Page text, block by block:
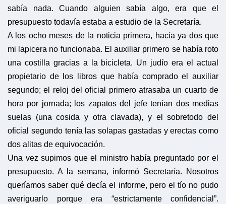
sabía nada. Cuando alguien sabía algo, era que el
presupuesto todavía estaba a estudio de la Secretaría.
A los ocho meses de la noticia primera, hacía ya dos que
mi lapicera no funcionaba. El auxiliar primero se había roto
una costilla gracias a la bicicleta. Un judío era el actual
propietario de los libros que había comprado el auxiliar
segundo; el reloj del oficial primero atrasaba un cuarto de
hora por jornada; los zapatos del jefe tenían dos medias
suelas (una cosida y otra clavada), y el sobretodo del
oficial segundo tenía las solapas gastadas y erectas como
dos alitas de equivocación.
Una vez supimos que el ministro había preguntado por el
presupuesto. A la semana, informó Secretaría. Nosotros
queríamos saber qué decía el informe, pero el tío no pudo
averiguarlo porque era “estrictamente confidencial”.